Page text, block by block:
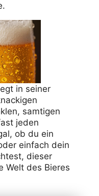
in seiner
samtigen
jeden
ob du ein
einfach dein
dieser
Welt des Bieres